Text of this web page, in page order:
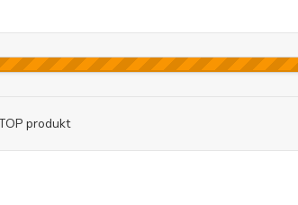
produkt